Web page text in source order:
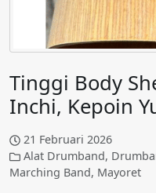
Tinggi Body
Inchi, Kepoin
21 Februari 2026
Alat Drumband,
Marching Band, Mayoret